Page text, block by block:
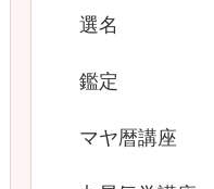
選名
鑑定
マヤ暦講座